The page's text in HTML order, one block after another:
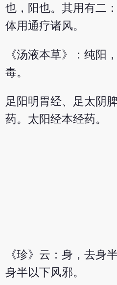
也，阳也。其用有二
体用通疗诸风。
《汤液本草》：纯阳
毒。
足阳明胃经、足太阴
药。太阳经本经药。
《珍》云：身，去身
身半以下风邪。